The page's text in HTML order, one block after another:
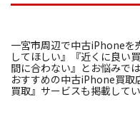
一宮市周辺で中古iPhoneを
してほしい』『近くに良い
間に合わない』とお悩みで
おすすめの中古iPhone買取
買取』サービスも掲載してい